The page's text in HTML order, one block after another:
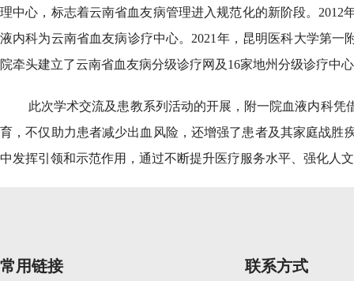
理中心，标志着云南省血友病管理进入规范化的新阶段。
液内科为云南省血友病诊疗中心。2021年，昆明医科大学第
院牵头建立了云南省血友病分级诊疗网及16家地州分级诊疗中
此次学术交流及患教系列活动的开展，附一院血液内科
育，不仅助力患者减少出血风险，还增强了患者及其家庭战
中发挥引领和示范作用，通过不断提升医疗服务水平、强化人
常用链接 联系方式